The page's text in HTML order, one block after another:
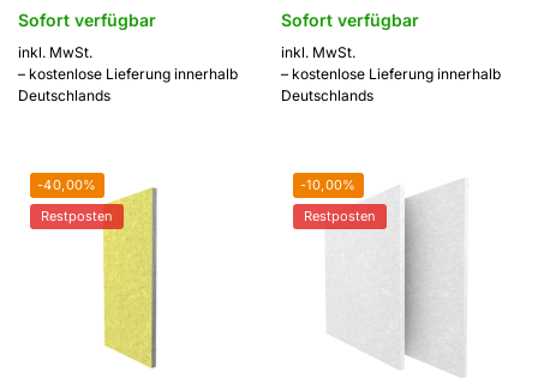
Sofort verfügbar
inkl. MwSt.
– kostenlose Lieferung innerhalb
Deutschlands
Sofort verfügbar
inkl. MwSt.
– kostenlose Lieferung innerhalb
Deutschlands
-40,00%
Restposten
-10,00%
Restposten